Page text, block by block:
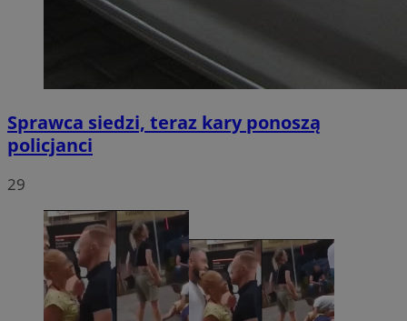
Sprawca siedzi, teraz kary ponoszą
policjanci
29